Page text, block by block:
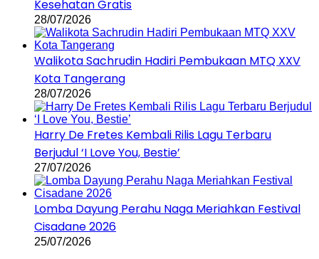
Kesehatan Gratis
28/07/2026
Walikota Sachrudin Hadiri Pembukaan MTQ XXV
Kota Tangerang
28/07/2026
Harry De Fretes Kembali Rilis Lagu Terbaru
Berjudul ‘I Love You, Bestie’
27/07/2026
Lomba Dayung Perahu Naga Meriahkan Festival
Cisadane 2026
25/07/2026